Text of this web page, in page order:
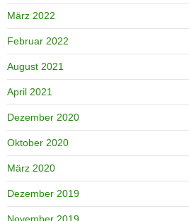
März 2022
Februar 2022
August 2021
April 2021
Dezember 2020
Oktober 2020
März 2020
Dezember 2019
November 2019